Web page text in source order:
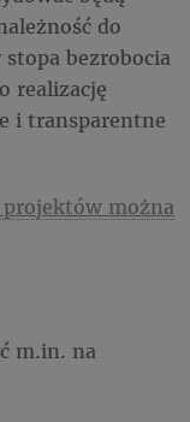
do
bezrobocia
realizację
i transparentne
można
m.in. na